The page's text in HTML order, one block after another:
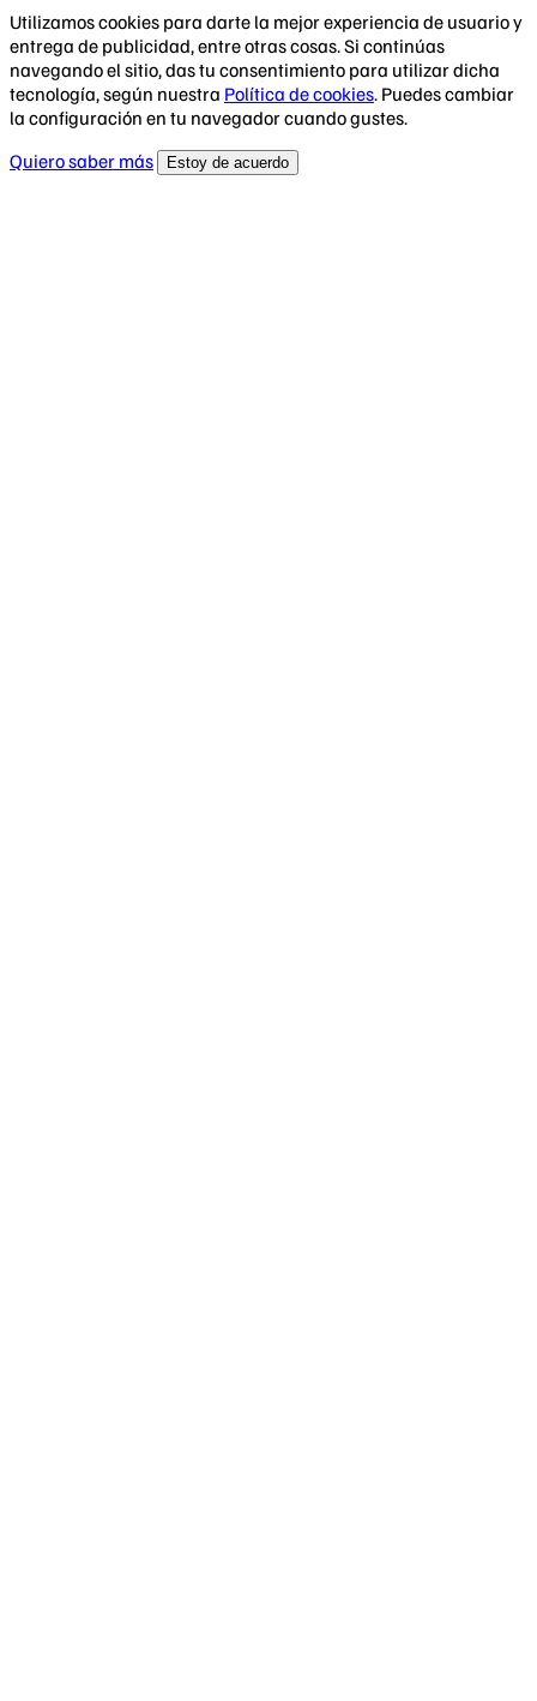
Utilizamos cookies para darte la mejor experiencia de usuario y
entrega de publicidad, entre otras cosas. Si continúas
navegando el sitio, das tu consentimiento para utilizar dicha
tecnología, según nuestra Política de cookies. Puedes cambiar
la configuración en tu navegador cuando gustes.
Quiero saber más
Estoy de acuerdo